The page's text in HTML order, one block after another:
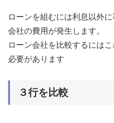
ローンを組むには利息以外
会社の費用が発生します。
ローン会社を比較するには
必要があります
３行を比較